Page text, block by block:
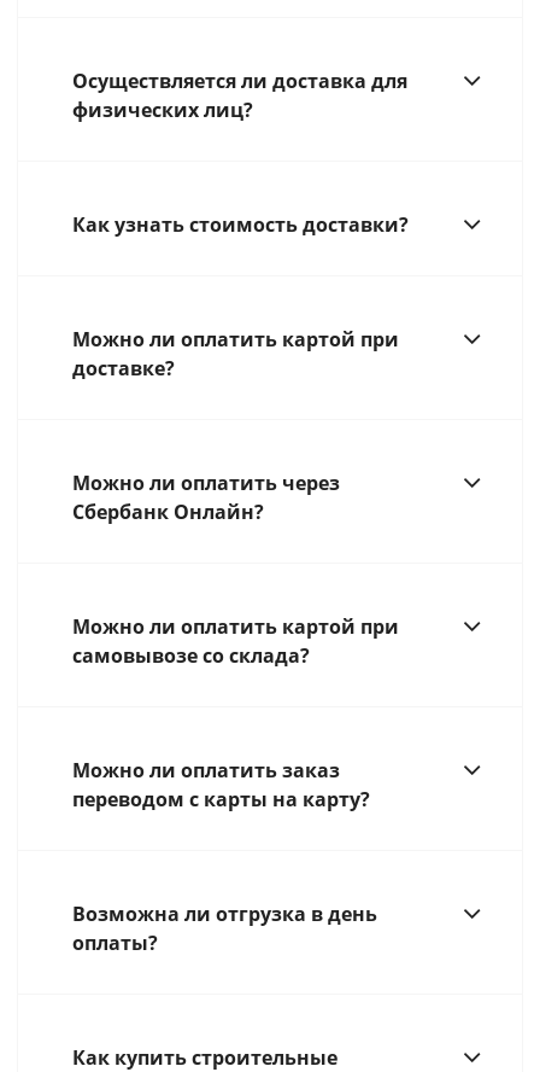
Осуществляется ли доставка для
физических лиц?
Как узнать стоимость доставки?
Можно ли оплатить картой при
доставке?
Можно ли оплатить через
Сбербанк Онлайн?
Можно ли оплатить картой при
самовывозе со склада?
Можно ли оплатить заказ
переводом с карты на карту?
Возможна ли отгрузка в день
оплаты?
Как купить строительные